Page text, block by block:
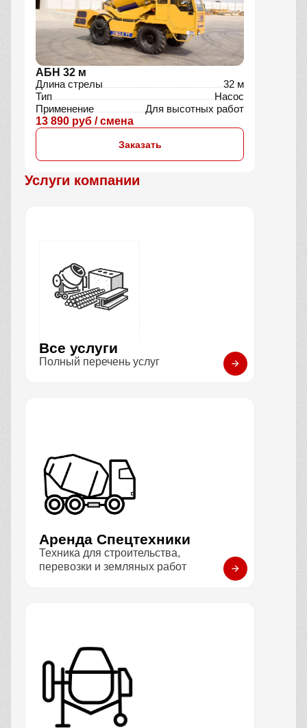
АБН 32 м
Длина стрелы
32 м
Тип
Насос
Применение
Для высотных работ
13 890 руб / смена
Заказать
Услуги компании
Все услуги
Полный перечень услуг
Аренда Спецтехники
Техника для строительства,
перевозки и земляных работ